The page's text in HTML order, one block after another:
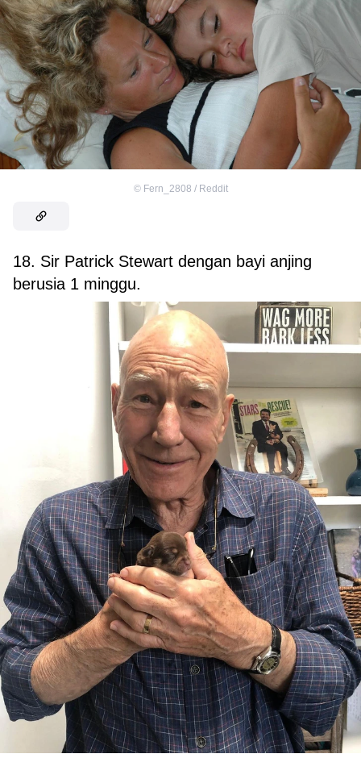
© Fern_2808 / Reddit
18. Sir Patrick Stewart dengan bayi anjing
berusia 1 minggu.